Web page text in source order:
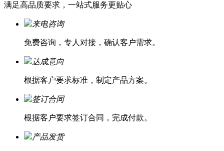
满足高品质要求，一站式服务更贴心
来电咨询
免费咨询，专人对接，确认客户需求。
达成意向
根据客户要求标准，制定产品方案。
签订合同
根据客户要求签订合同，完成付款。
产品发货